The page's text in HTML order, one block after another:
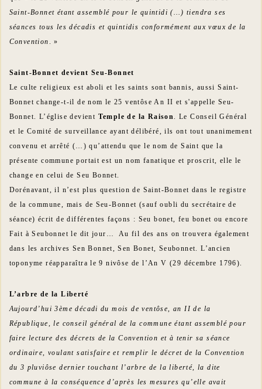
Saint-Bonnet étant assemblé pour le quintidi (…) tiendra ses
séances tous les décadis et quintidis conformément aux vœux de la
Convention
. »
Saint-Bonnet devient Seu-Bonnet
Le culte religieux est aboli et les saints sont bannis, aussi Saint-
Bonnet change-t-il de nom le 25 ventôse An II et s'appelle Seu-
Bonnet. L’église devient Temple de la Raison
. Le Conseil Général
et le Comité de surveillance ayant délibéré, ils ont tout unanimement
convenu et arrêté (…) qu’attendu que le nom de Saint que la
présente commune portait est un nom fanatique et proscrit, elle le
change en celui de Seu Bonnet.
Dorénavant, il n’est plus question de Saint-Bonnet dans le registre
de la commune, mais de Seu-Bonnet (sauf oubli du secrétaire de
séance) écrit de différentes façons : Seu bonet, feu bonet ou encore
Fait à Seubonnet le dit jour… Au fil des ans on trouvera également
dans les archives Sen Bonnet, Sen Bonet, Seubonnet. L’ancien
toponyme réapparaîtra le 9 nivôse de l’An V (29 décembre 1796).
L’arbre de la Liberté
Aujourd’hui 3ème décadi du mois de ventôse, an II de la
République, le conseil général de la commune étant assemblé pour
faire lecture des décrets de la Convention et à tenir sa séance
ordinaire, voulant satisfaire et remplir le décret de la Convention
du 3 pluviôse dernier touchant l’arbre de la liberté, la dite
commune à la conséquence d’après les mesures qu’elle avait